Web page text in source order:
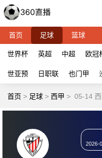
首页 足球 篮球
世界杯 英超 中超 欧冠
世亚预 日职联 也门甲
首页 > 足球 > 西甲 > 05-14